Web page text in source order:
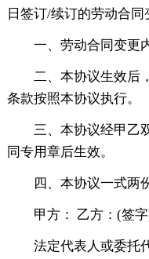
日签订/续订的劳动合同
一、劳动合同变更
二、本协议生效后
条款按照本协议执行。
三、本协议经甲乙
同专用章后生效。
四、本协议一式两
甲方： 乙方：(签
法定代表人或委托